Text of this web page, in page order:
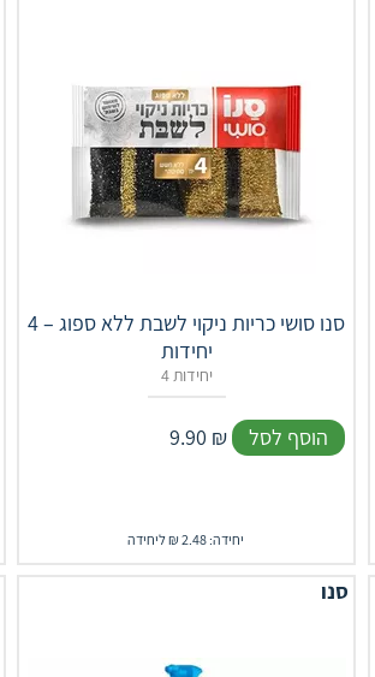
סנו סושי כריות ניקוי לשבת ללא ספוג – 4
יחידות
4 יחידות
9.90 ₪ הוסף לסל
יחידה: 2.48 ₪ ליחידה
סנו